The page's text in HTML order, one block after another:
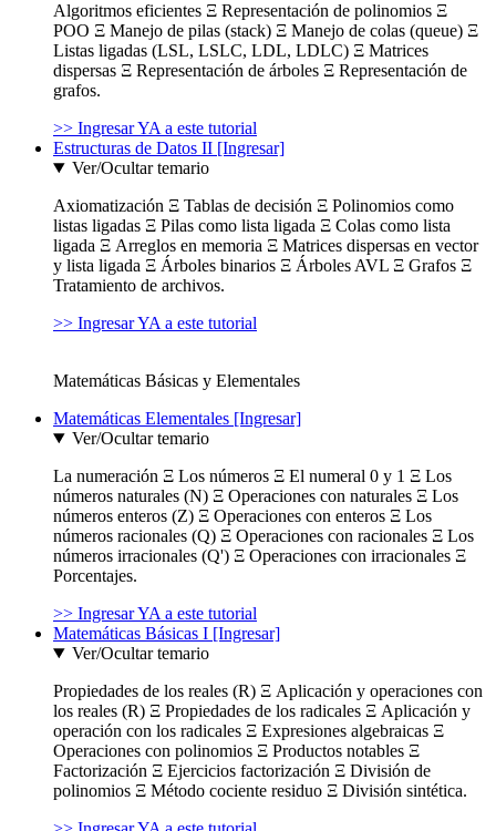
Algoritmos eficientes Ξ Representación de polinomios Ξ
POO Ξ Manejo de pilas (stack) Ξ Manejo de colas (queue) Ξ
Listas ligadas (LSL, LSLC, LDL, LDLC) Ξ Matrices
dispersas Ξ Representación de árboles Ξ Representación de
grafos.
>> Ingresar YA a este tutorial
Estructuras de Datos II [Ingresar]
Ver/Ocultar temario
Axiomatización Ξ Tablas de decisión Ξ Polinomios como
listas ligadas Ξ Pilas como lista ligada Ξ Colas como lista
ligada Ξ Arreglos en memoria Ξ Matrices dispersas en vector
y lista ligada Ξ Árboles binarios Ξ Árboles AVL Ξ Grafos Ξ
Tratamiento de archivos.
>> Ingresar YA a este tutorial
Matemáticas Básicas y Elementales
Matemáticas Elementales [Ingresar]
Ver/Ocultar temario
La numeración Ξ Los números Ξ El numeral 0 y 1 Ξ Los
números naturales (N) Ξ Operaciones con naturales Ξ Los
números enteros (Z) Ξ Operaciones con enteros Ξ Los
números racionales (Q) Ξ Operaciones con racionales Ξ Los
números irracionales (Q') Ξ Operaciones con irracionales Ξ
Porcentajes.
>> Ingresar YA a este tutorial
Matemáticas Básicas I [Ingresar]
Ver/Ocultar temario
Propiedades de los reales (R) Ξ Aplicación y operaciones con
los reales (R) Ξ Propiedades de los radicales Ξ Aplicación y
operación con los radicales Ξ Expresiones algebraicas Ξ
Operaciones con polinomios Ξ Productos notables Ξ
Factorización Ξ Ejercicios factorización Ξ División de
polinomios Ξ Método cociente residuo Ξ División sintética.